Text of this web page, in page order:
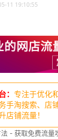
11 19:10:55
： 专注于优化
手淘搜索、店
店铺流量！
- 获取免费流